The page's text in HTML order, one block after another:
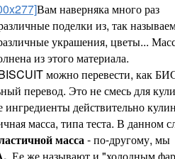
Вам наверняка много раз
поделки из, так
украшения, цветы...
из этого материала.
можно перевести, как
перевод. Это не смесь для
ингредиенты действительно
масса, типа теста. В данном
масса- по-другому, мы